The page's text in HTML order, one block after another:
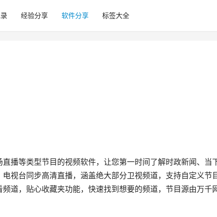
经验分享 软件分享 标签大全
播等类型节目的视频软件，让您第一时间了解时政新闻、当
视台同步高清直播，涵盖绝大部分卫视频道，支持自定义节
道，贴心收藏夹功能，快速找到想要的频道，节目源由万千